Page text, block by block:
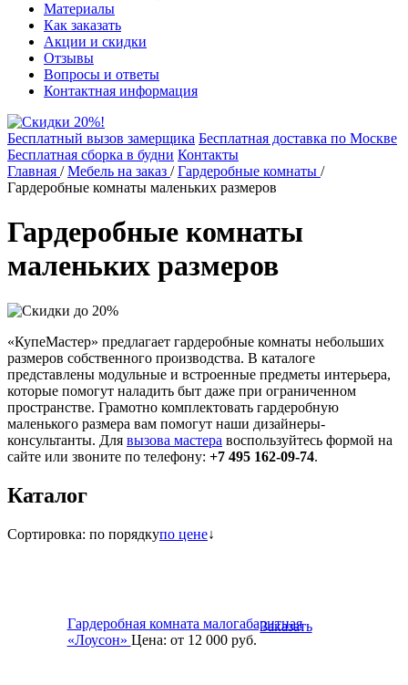
Материалы
Как заказать
Акции и скидки
Отзывы
Вопросы и ответы
Контактная информация
Бесплатный вызов замерщика Бесплатная доставка по Москве
Бесплатная сборка в будни Контакты
Главная /Мебель на заказ /Гардеробные комнаты /
Гардеробные комнаты маленьких размеров
Гардеробные комнаты
маленьких размеров
«КупеМастер» предлагает гардеробные комнаты небольших
размеров собственного производства. В каталоге
представлены модульные и встроенные предметы интерьера,
которые помогут наладить быт даже при ограниченном
пространстве. Грамотно комплектовать гардеробную
маленького размера вам помогут наши дизайнеры-
консультанты. Для вызова мастера воспользуйтесь формой на
сайте или звоните по телефону: +7 495 162-09-74.
Каталог
Сортировка: по порядкупо цене↓
Гардеробная комната малогабаритная
«Лоусон» Цена: от 12 000руб.
Заказать